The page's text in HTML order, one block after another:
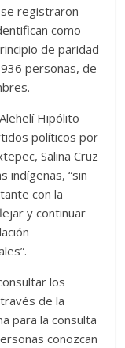
registraron
como
de paridad
personas, de
Hipólito
políticos por
Salina Cruz
indígenas, “sin
con la
y continuar
los
de la
para la consulta
conozcan